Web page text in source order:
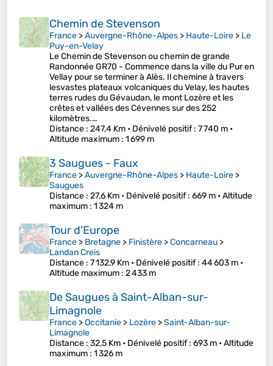
Chemin de Stevenson
France >Auvergne-Rhône-Alpes > Haute-Loire > Le
Puy-en-Velay
Le Chemin de Stevenson ou chemin de grande
Randonnée GR70 - Commence dans la ville du Pur en
Vellay pour se terminer à Alès. Il chemine à travers
lesvastes plateaux volcaniques du Velay, les hautes
terres rudes du Gévaudan, le mont Lozère et les
crêtes et vallées des Cévennes sur des 252
kilomètres.…
Distance : 247,4 Km • Dénivelé positif: 7 740 m •
Altitude maximum : 1 699 m
3 Saugues - Faux
France >Auvergne-Rhône-Alpes > Haute-Loire >
Saugues
Distance : 27,6 Km • Dénivelé positif: 669 m •Altitude
maximum : 1 324 m
Tour d'Europe
France > Bretagne > Finistère >Concarneau >
Landan Creis
Distance : 7 132,9 Km • Dénivelé positif: 44 603 m •
Altitude maximum : 2 433 m
De Saugues à Saint-Alban-sur-
Limagnole
France >Occitanie > Lozère >Saint-Alban-sur-
Limagnole
Distance : 32,5 Km • Dénivelé positif: 693 m •Altitude
maximum : 1 326 m